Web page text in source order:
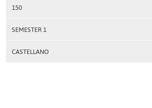
150
SEMESTER 1
CASTELLANO